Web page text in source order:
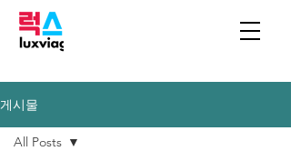
게시물
All Posts